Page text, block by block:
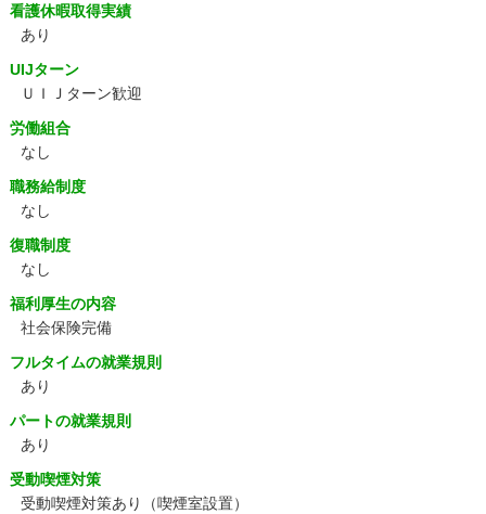
看護休暇取得実績
あり
UIJターン
ＵＩＪターン歓迎
労働組合
なし
職務給制度
なし
復職制度
なし
福利厚生の内容
社会保険完備
フルタイムの就業規則
あり
パートの就業規則
あり
受動喫煙対策
受動喫煙対策あり（喫煙室設置）